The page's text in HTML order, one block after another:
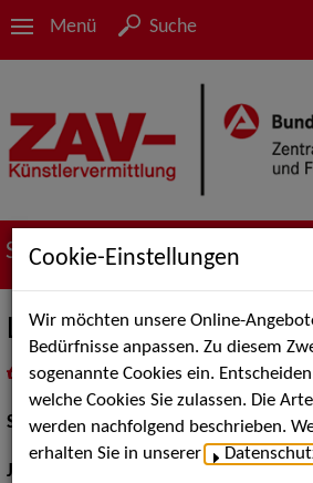
Menü Suche
Suche nach Künstler*innen
Lisanne Hirzel
inMeine Merklistelegen
Schauspiel:Bühne
Jahrgang:
Cookie-Einstellungen
Wir möchten unsere Online-
Bedürfnisse anpassen. Zu diesem
sogenannte Cookies ein.
welche Cookies Sie zulassen. Die
werden nachfolgend beschrieben.
erhalten Sie in unserer